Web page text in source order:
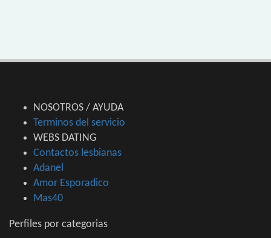
NOSOTROS / AYUDA
Terminos del servicio
WEBS DATING
Contactos lesbianas
Adanel
Amor Esporadico
Mas40
Perfiles por categorias